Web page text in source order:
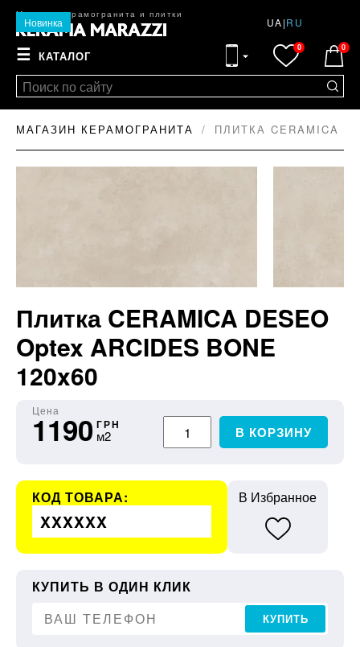
Магазин керамогранита и плитки
UA|RU
☰ КАТАЛОГ
0 0
МАГАЗИН КЕРАМОГРАНИТА ПЛИТКА CERAMICA
Новинка
Плитка CERAMICA DESEO
Optex ARCIDES BONE
120x60
Цена
1190 ГРН
м2 В КОРЗИНУ
КОД ТОВАРА:
XXXXXX
В Избранное
КУПИТЬ В ОДИН КЛИК
КУПИТЬ